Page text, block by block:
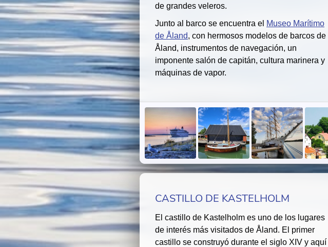
de grandes veleros.
Junto al barco se encuentra el Museo Marítimo
de Åland, con hermosos modelos de barcos de
Åland, instrumentos de navegación, un
imponente salón de capitán, cultura marinera y
máquinas de vapor.
CASTILLO DE KASTELHOLM
El castillo de Kastelholm es uno de los lugares
de interés más visitados de Åland. El primer
castillo se construyó durante el siglo XIV y aquí